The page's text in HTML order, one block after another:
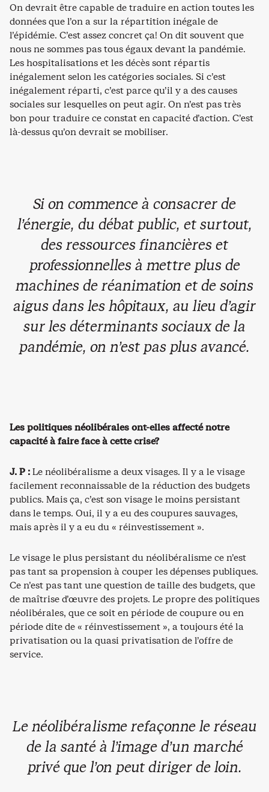
On devrait être capable de traduire en action toutes les
données que l’on a sur la répartition inégale de
l’épidémie. C’est assez concret ça! On dit souvent que
nous ne sommes pas tous égaux devant la pandémie.
Les hospitalisations et les décès sont répartis
inégalement selon les catégories sociales. Si c’est
inégalement réparti, c’est parce qu’il y a des causes
sociales sur lesquelles on peut agir. On n’est pas très
bon pour traduire ce constat en capacité d’action. C’est
là-dessus qu’on devrait se mobiliser.
Si on commence à consacrer de
l’énergie, du débat public, et surtout,
des ressources financières et
professionnelles à mettre plus de
machines de réanimation et de soins
aigus dans les hôpitaux, au lieu d’agir
sur les déterminants sociaux de la
pandémie, on n’est pas plus avancé.
Les politiques néolibérales ont-elles affecté notre
capacité à faire face à cette crise?
J. P :Le néolibéralisme a deux visages. Il y a le visage
facilement reconnaissable de la réduction des budgets
publics. Mais ça, c’est son visage le moins persistant
dans le temps. Oui, il y a eu des coupures sauvages,
mais après il y a eu du « réinvestissement ».
Le visage le plus persistant du néolibéralisme ce n’est
pas tant sa propension à couper les dépenses publiques.
Ce n’est pas tant une question de taille des budgets, que
de maîtrise d’œuvre des projets. Le propre des politiques
néolibérales, que ce soit en période de coupure ou en
période dite de « réinvestissement », a toujours été la
privatisation ou la quasi privatisation de l’offre de
service.
Le néolibéralisme refaçonne le réseau
de la santé à l’image d’un marché
privé que l’on peut diriger de loin.